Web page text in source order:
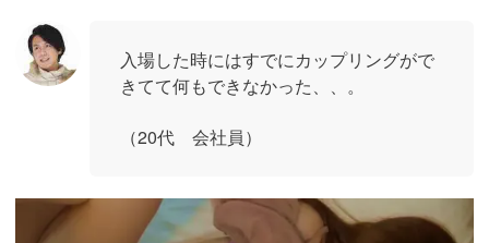
入場した時にはすでにカップリングがで
きてて何もできなかった、、。
（20代 会社員）
https://pcmax.jp/lp/?
ad_id=rm307152